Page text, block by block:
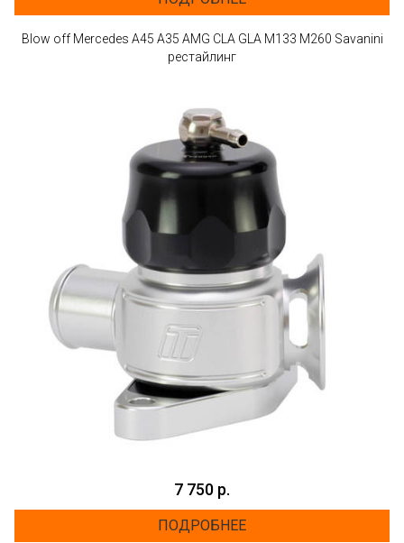
Blow off Mercedes A45 A35 AMG CLA GLA M133 M260 Savanini
рестайлинг
7 750 р.
ПОДРОБНЕЕ